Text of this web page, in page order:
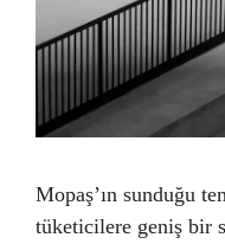
Mopaş’ın sunduğu
tüketicilere geniş bir